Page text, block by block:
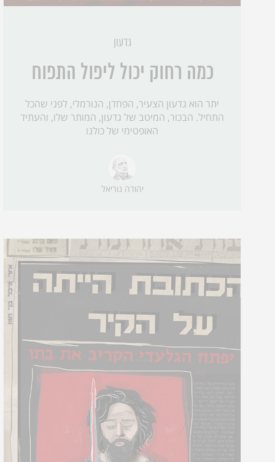
גדעון
כמה רחוק יכול ליפול התפוח
יתר הוא גדעון הצעיר, הפחדן, הנורמלי, לפני שהכל
התחיל. הבכור, המיטב של גדעון, המותר שלו, והעתיד
האופטימי של כולנו
יהודה נוריאל